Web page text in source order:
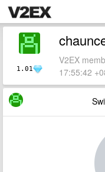
1.01
V2EX
17:55:42